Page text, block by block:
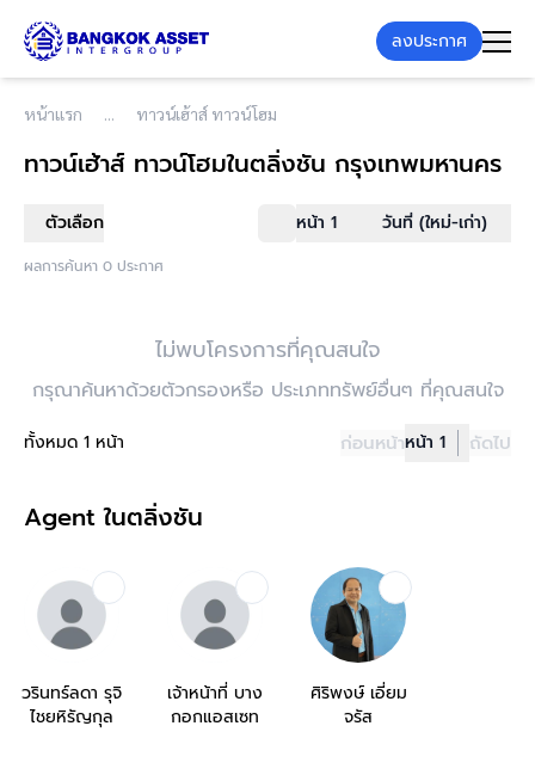
ลงประกาศ
หน้าแรก ทาวน์เฮ้าส์ ทาวน์โฮม
ทาวน์เฮ้าส์ ทาวน์โฮมในตลิ่งชัน กรุงเทพมหานคร
ตัวเลือก หน้า 1 วันที่ (ใหม่-เก่า)
ผลการค้นหา 0 ประกาศ
ไม่พบโครงการที่คุณสนใจ
กรุณาค้นหาด้วยตัวกรองหรือ ประเภททรัพย์อื่นๆ ที่คุณสนใจ
ทั้งหมด 1 หน้า ก่อนหน้าหน้า 1 ถัดไป
Agent ในตลิ่งชัน
วรินทร์ลดา รุจิ
ไชยหิรัญกุล
เจ้าหน้าที่ บาง
กอกแอสเซท
ศิริพงษ์ เอี่ยม
จรัส